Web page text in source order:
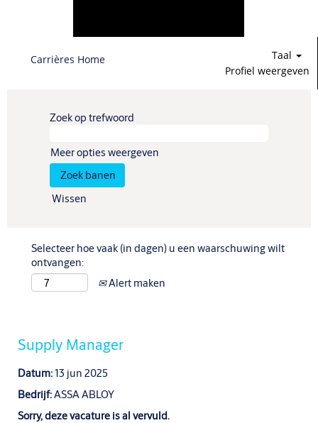
Carrières Home
Taal
Profiel weergeven
Zoek op trefwoord
Meer opties weergeven
Wissen
Selecteer hoe vaak (in dagen) u een waarschuwing wilt
ontvangen:
Alert maken
Supply Manager
Datum:13 jun 2025
Bedrijf:ASSA ABLOY
Sorry, deze vacature is al vervuld.